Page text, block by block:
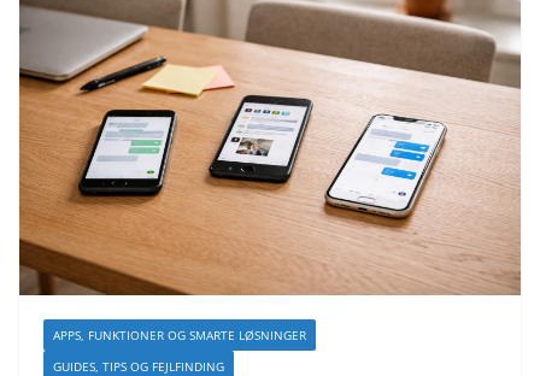
APPS, FUNKTIONER OG SMARTE LØSNINGER
GUIDES, TIPS OG FEJLFINDING